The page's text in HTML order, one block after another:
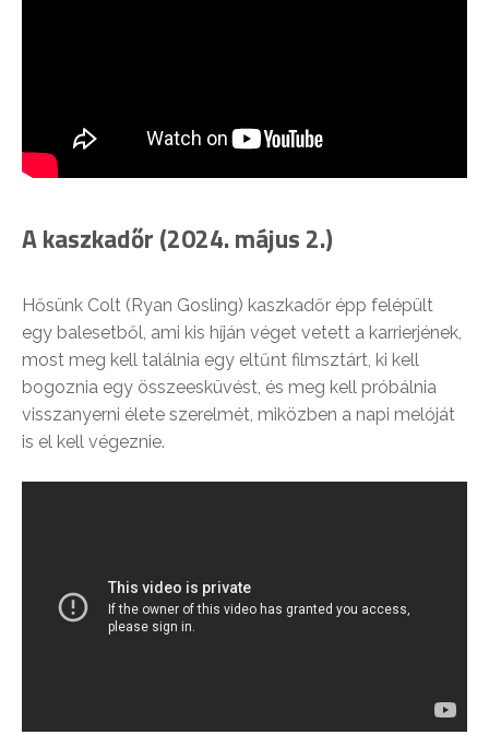
A kaszkadőr (2024. május 2.)
Hősünk Colt (Ryan Gosling) kaszkadőr épp felépült
egy balesetből, ami kis híján véget vetett a karrierjének,
most meg kell találnia egy eltűnt filmsztárt, ki kell
bogoznia egy összeesküvést, és meg kell próbálnia
visszanyerni élete szerelmét, miközben a napi melóját
is el kell végeznie.